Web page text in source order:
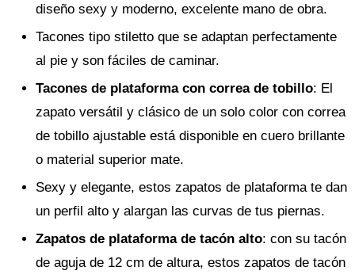
diseño sexy y moderno, excelente mano de obra.
Tacones tipo stiletto que se adaptan perfectamente
al pie y son fáciles de caminar.
Tacones de plataforma con correa de tobillo: El
zapato versátil y clásico de un solo color con correa
de tobillo ajustable está disponible en cuero brillante
o material superior mate.
Sexy y elegante, estos zapatos de plataforma te dan
un perfil alto y alargan las curvas de tus piernas.
Zapatos de plataforma de tacón alto: con su tacón
de aguja de 12 cm de altura, estos zapatos de tacón